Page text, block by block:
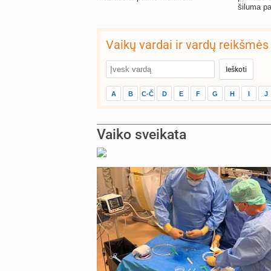
šiluma
Vaikų vardai ir vardų reikšmės
A B C-Č D E F G H J
Vaiko sveikata